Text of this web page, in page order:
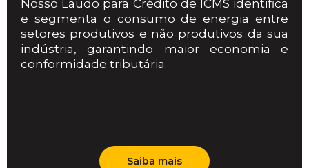
Nosso Laudo para Crédito de ICMS identifica
e segmenta o consumo de energia entre
setores produtivos e não produtivos da sua
indústria, garantindo maior economia e
conformidade tributária.
Saiba mais